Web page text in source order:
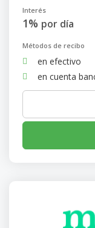
Interés
1% por día
Métodos de recibo
en efectivo
en cuenta